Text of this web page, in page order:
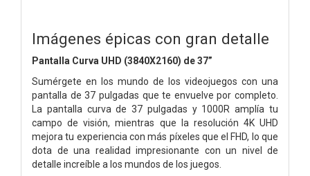
Imágenes épicas con gran detalle
Pantalla Curva UHD (3840X2160) de 37”
Sumérgete en los mundo de los videojuegos con una
pantalla de 37 pulgadas que te envuelve por completo.
La pantalla curva de 37 pulgadas y 1000R amplía tu
campo de visión, mientras que la resolución 4K UHD
mejora tu experiencia con más píxeles que el FHD, lo que
dota de una realidad impresionante con un nivel de
detalle increíble a los mundos de los juegos.